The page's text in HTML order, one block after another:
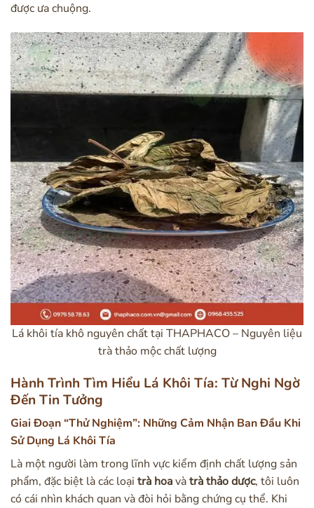
được ưa chuộng.
Lá khôi tía khô nguyên chất tại THAPHACO – Nguyên liệu
trà thảo mộc chất lượng
Hành Trình Tìm Hiểu Lá Khôi Tía: Từ Nghi Ngờ
Đến Tin Tưởng
Giai Đoạn “Thử Nghiệm”: Những Cảm Nhận Ban Đầu Khi
Sử Dụng Lá Khôi Tía
Là một người làm trong lĩnh vực kiểm định chất lượng sản
phẩm, đặc biệt là các loại trà hoavàtrà thảo dược, tôi luôn
có cái nhìn khách quan và đòi hỏi bằng chứng cụ thể. Khi